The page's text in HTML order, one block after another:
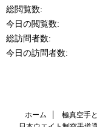
総閲覧数:
今日の閲覧数:
総訪問者数:
今日の訪問者数:
ホーム 極真空手